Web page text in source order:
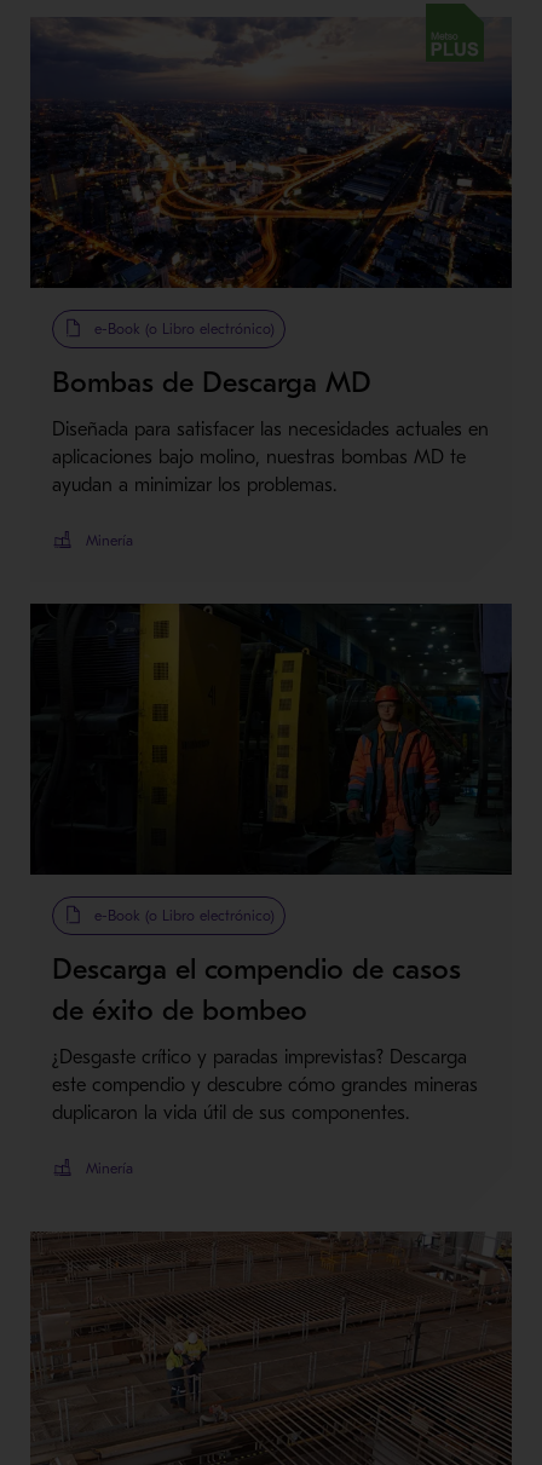
Metso Pluse-Book (o Libro electrónico)
Bombas de Descarga MD
Diseñada para satisfacer las necesidades actuales en
aplicaciones bajo molino, nuestras bombas MD te
ayudan a minimizar los problemas.
Minería
e-Book (o Libro electrónico)
Descarga el compendio de casos
de éxito de bombeo
¿Desgaste crítico y paradas imprevistas? Descarga
este compendio y descubre cómo grandes mineras
duplicaron la vida útil de sus componentes.
Minería